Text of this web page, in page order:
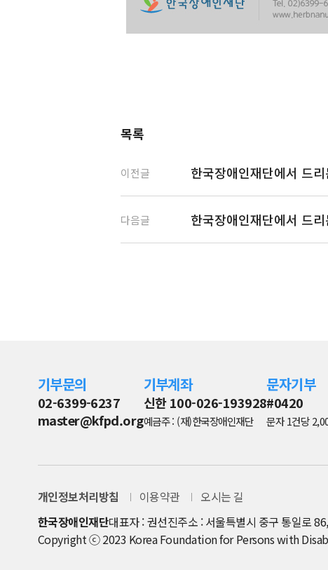
목록
이전글 한국장애인재단에서 드
다음글 한국장애인재단에서 드
기부문의
02-6399-6237
master@kfpd.org
기부계좌
신한 100-026-193928
예금주 : (재)한국장애인재단
문자기부
#0420
문자 1건당
개인정보처리방침 이용약관
오시는 길
한국장애인재단대표자 : 권선진주소 : 서울특별시 중구 통일로
Copyright ⓒ 2023 Korea Foundation for Persons with